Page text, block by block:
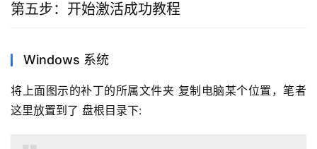
第五步：开始激活成功教程
Windows 系统
将上面图示的补丁的所属文件夹 复制电脑某个位置，笔者
这里放置到了 盘根目录下: